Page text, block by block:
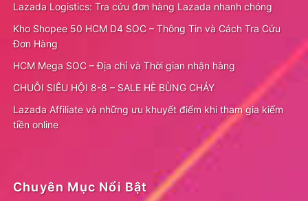
Lazada Logistics: Tra cứu đơn hàng Lazada nhanh chóng
Kho Shopee 50 HCM D4 SOC – Thông Tin và Cách Tra Cứu
Đơn Hàng
HCM Mega SOC – Địa chỉ và Thời gian nhận hàng
CHUỖI SIÊU HỘI 8-8 – SALE HÈ BÙNG CHÁY
Lazada Affiliate và những ưu khuyết điểm khi tham gia kiếm
tiền online
Chuyên Mục Nổi Bật